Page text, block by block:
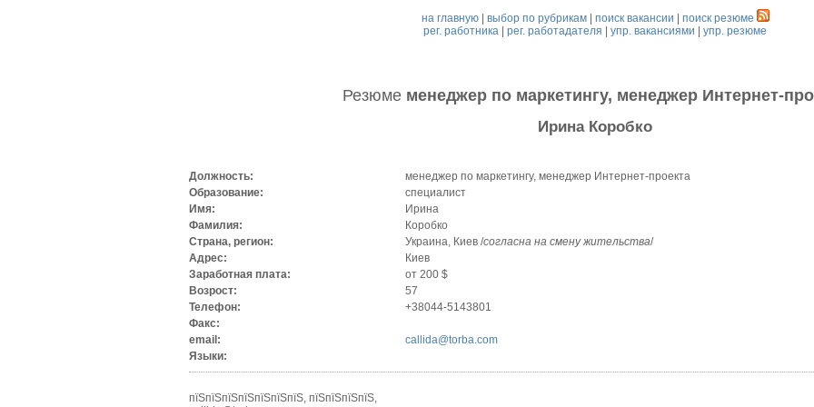
на главную| выбор по рубрикам| поиск вакансии
поиск резюме
рег. работника |рег. работадателя |упр. вакансиями |упр. резюме
Резюме менеджер по маркетингу, менеджер Интернет-
Ирина Коробко
Должность:
менеджер по маркетингу, менеджер Интернет-проекта
Образование:
специалист
Имя:
Ирина
Фамилия:
Коробко
Страна, регион:
Украина, Киев /согласна на смену жительства/
Адрес:
Киев
Заработная плата:
от 200 $
Возрост:
57
Телефон:
+38044-5143801
Факс:
email:
callida@torba.com
Языки:
пїЅпїЅпїЅпїЅпїЅпїЅпїЅ, пїЅпїЅпїЅпїЅ,